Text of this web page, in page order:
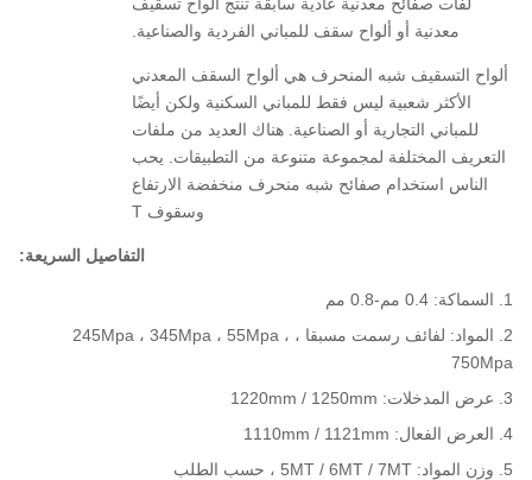
معدنية أو ألواح سقف للمباني الفردية والصناعية.
ألواح التسقيف شبه المنحرف هي ألواح السقف المعدني
الأكثر شعبية ليس فقط للمباني السكنية ولكن أيضًا
للمباني التجارية أو الصناعية. هناك العديد من ملفات
التعريف المختلفة لمجموعة متنوعة من التطبيقات. يحب
الناس استخدام صفائح شبه منحرف منخفضة الارتفاع
وسقوف T
التفاصيل السريعة:
السماكة: 0.4 مم-0.8 مم
المواد: لفائف رسمت مسبقا ، 245Mpa ، 345Mpa ، 55Mpa ،
750Mpa
عرض المدخلات: 1220mm / 1250mm
العرض الفعال: 1110mm / 1121mm
وزن المواد: 5MT / 6MT / 7MT ، حسب الطلب